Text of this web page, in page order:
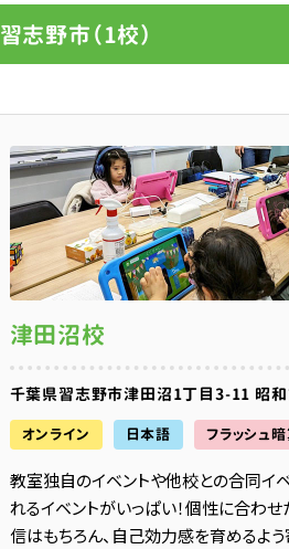
習志野市（1校）
津田沼校
千葉県習志野市津田沼1丁目3-11 昭
オンライン 日本語 フラッシュ
教室独自のイベントや他校との合同イ
れるイベントがいっぱい！個性に合わ
信はもちろん、自己効力感を育めるよう